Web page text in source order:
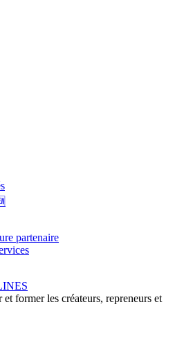
partenaire
former les créateurs, repreneurs et